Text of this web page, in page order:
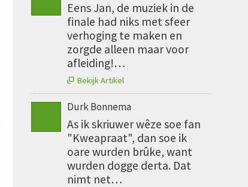
Eens Jan, de muziek in de
finale had niks met sfeer
verhoging te maken en
zorgde alleen maar voor
afleiding!…
 Bekijk Artikel
Durk Bonnema
As ik skriuwer wêze soe fan
"Kweapraat", dan soe ik
oare wurden brûke, want
wurden dogge derta. Dat
nimt net…